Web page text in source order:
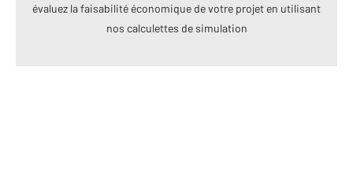
évaluez la faisabilité économique de votre projet en utilisant
nos calculettes de simulation